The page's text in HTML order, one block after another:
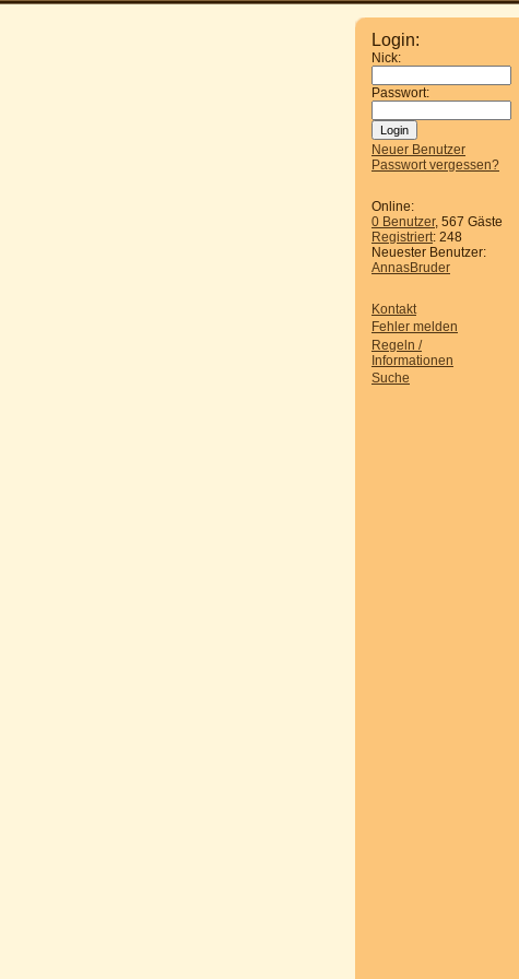
Login:
Nick:
Passwort:
Neuer Benutzer
Passwort vergessen?
Online:
0 Benutzer, 567 Gäste
Registriert: 248
Neuester Benutzer:
AnnasBruder
Kontakt
Fehler melden
Regeln /
Informationen
Suche